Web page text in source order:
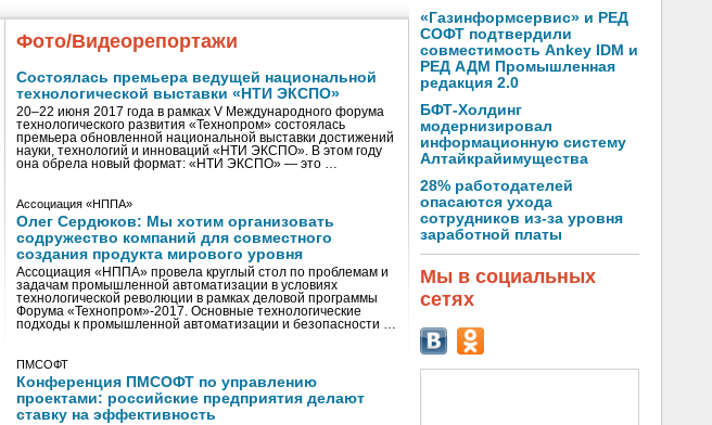
Фото/Видеорепортажи
Состоялась премьера ведущей национальной
технологической выставки «НТИ ЭКСПО»
20–22 июня 2017 года в рамках V Международного форума
технологического развития «Технопром» состоялась
премьера обновленной национальной выставки достижений
науки, технологий и инноваций «НТИ ЭКСПО». В этом году
она обрела новый формат: «НТИ ЭКСПО» — это …
Ассоциация «НППА»
Олег Сердюков: Мы хотим организовать
содружество компаний для совместного
создания продукта мирового уровня
Ассоциация «НППА» провела круглый стол по проблемам и
задачам промышленной автоматизации в условиях
технологической революции в рамках деловой программы
Форума «Технопром»-2017. Основные технологические
подходы к промышленной автоматизации и безопасности …
ПМСОФТ
Конференция ПМСОФТ по управлению
проектами: российские предприятия делают
ставку на эффективность
«Газинформсервис» и РЕД
СОФТ подтвердили
совместимость Ankey IDM и
РЕД АДМ Промышленная
редакция 2.0
БФТ-Холдинг
модернизировал
информационную систему
Алтайкрайимущества
28% работодателей
опасаются ухода
сотрудников из-за уровня
заработной платы
Мы в социальных
сетях